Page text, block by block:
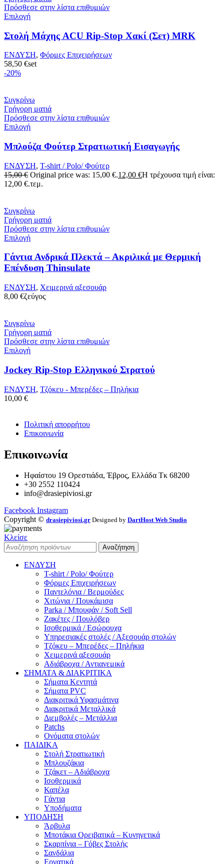
Πρόσθεσε στην λίστα επιθυμιών
Επιλογή
Στολή Μάχης ACU Rip-Stop Χακί (Σετ) MRK
ΕΝΔΥΣΗ, Φόρμες Επιχειρήσεων
58,50 €set
-20%
Συγκρίνω
Γρήγορη ματιά
Πρόσθεσε στην λίστα επιθυμιών
Επιλογή
Μπλούζα Φούτερ Στρατιωτική Εισαγωγής
ΕΝΔΥΣΗ, T-shirt / Polo/ Φούτερ
15,00€ Original price was: 15,00 €.12,00 €Η τρέχουσα τιμή είναι:
12,00 €.τεμ.
Συγκρίνω
Γρήγορη ματιά
Πρόσθεσε στην λίστα επιθυμιών
Επιλογή
Γάντια Ανδρικά Πλεκτά – Ακριλικά με Θερμική
Επένδυση Thinsulate
ΕΝΔΥΣΗ, Χειμερινά αξεσουάρ
8,00 €ζεύγος
Συγκρίνω
Γρήγορη ματιά
Πρόσθεσε στην λίστα επιθυμιών
Επιλογή
Jockey Rip-Stop Ελληνικού Στρατού
ΕΝΔΥΣΗ, Τζόκευ - Μπερέδες – Πηλήκια
10,00 €
Πολιτική απορρήτου
Επικοινωνία
Επικοινωνία
Ηφαίστου 19 Ορεστιάδα, Έβρος, Ελλάδα Τκ 68200
+30 2552 110424
info@drasiepiviosi.gr
Facebook Instagram
Copyright © drasiepiviosi.gr Designed by DartHost Web Studio
Κλείσε
Αναζήτηση
ΕΝΔΥΣΗ
T-shirt / Polo/ Φούτερ
Φόρμες Επιχειρήσεων
Παντελόνια / Βερμούδες
Χιτώνια / Πουκάμισα
Parka / Μπουφάν / Soft Sell
Ζακέτες / Πουλόβερ
Ισοθερμικά / Εσώρουχα
Υπηρεσιακές στολές / Αξεσουάρ στολών
Τζόκευ – Μπερέδες – Πηλήκια
Χειμερινά αξεσουάρ
Αδιάβροχα / Αντιανεμικά
ΣΗΜΑΤΑ & ΔΙΑΚΡΙΤΙΚΑ
Σήματα Κεντητά
Σήματα PVC
Διακριτικά Υφασμάτινα
Διακριτικά Μεταλλικά
Διεμβολές – Μετάλλια
Patchs
Ονόματα στολών
ΠΑΙΔΙΚΑ
Στολή Στρατιωτική
Μπλουζάκια
Τζάκετ – Αδιάβροχα
Ισοθερμικά
Καπέλα
Γάντια
Υποδήματα
ΥΠΟΔΗΣΗ
Άρβυλα
Μποτάκια Ορειβατικά – Κυνηγετικά
Σκαρπίνια – Γόβες Στολής
Σανδάλια
Εργατικά